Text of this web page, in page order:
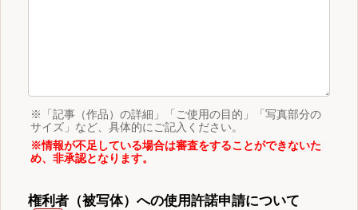
※「記事（作品）の詳細」「ご使用の目的」「写真部分の
サイズ」など、具体的にご記入ください。
※情報が不足している場合は審査をすることができないた
め、非承認となります。
権利者（被写体）への使用許諾申請について